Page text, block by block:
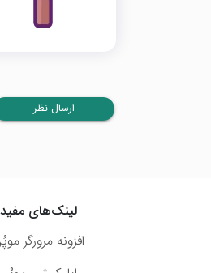
ارسال نظر
لینک‌های مفید
افزونه مرورگر